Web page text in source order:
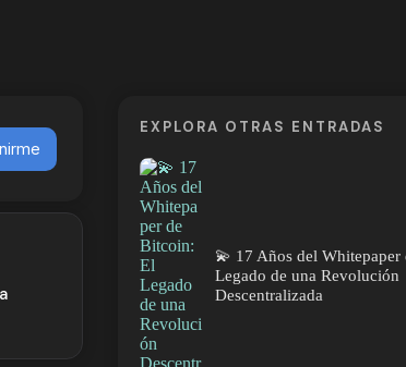
EXPLORA OTRAS ENTRADAS
💫 17 Años del
Legado de una Revolución
Descentralizada